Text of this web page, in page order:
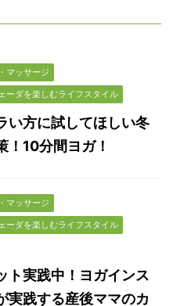
マッサージ
ーダを楽しむライフスタイル
い方に試してほしい冬
！10分間ヨガ！
マッサージ
ーダを楽しむライフスタイル
ト実践中！ヨガインス
実践する産後ママのカ